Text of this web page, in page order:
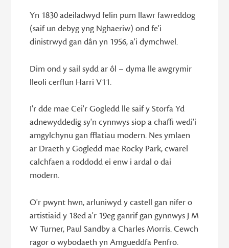
Yn 1830 adeiladwyd felin pum llawr fawreddog
(saif un debyg yng Nghaeriw) ond fe'i
dinistrwyd gan dân yn 1956, a'i dymchwel.
Dim ond y sail sydd ar ôl – dyma lle awgrymir
lleoli cerflun Harri V11.
I'r dde mae Cei'r Gogledd lle saif y Storfa Yd
adnewyddedig sy'n cynnwys siop a chaffi wedi'i
amgylchynu gan fflatiau modern. Nes ymlaen
ar Draeth y Gogledd mae Rocky Park, cwarel
calchfaen a roddodd ei enw i ardal o dai
modern.
O'r pwynt hwn, arluniwyd y castell gan nifer o
artistiaid y 18ed a'r 19eg ganrif gan gynnwys J M
W Turner, Paul Sandby a Charles Morris. Cewch
ragor o wybodaeth yn Amgueddfa Penfro.